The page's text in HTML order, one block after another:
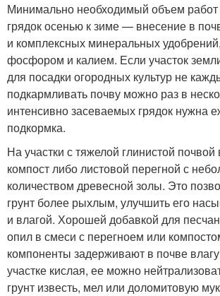
Минимально необходимый объем работ
грядок осенью к зиме — внесение в
и комплексных минеральных
фосфором и калием. Если участок
для посадки огородных культур не
подкармливать почву можно раз в
интенсивно засеваемых грядок нужна
подкормка.
На участки с тяжелой глинистой почвой
компост либо листовой перегной с
количеством древесной золы. Это
грунт более рыхлым, улучшить его
и влагой. Хорошей добавкой для
опил в смеси с перегноем или
компоненты задерживают в почве
участке кислая, ее можно
грунт известь, мел или доломитовую